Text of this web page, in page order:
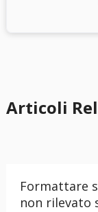
Articoli
Formattare
non rilevato